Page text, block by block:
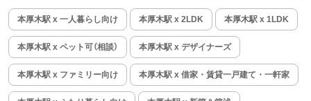
本厚木駅 x 一人暮らし向け 本厚木駅 x 2LDK 本厚木駅 x 1LDK
本厚木駅 x ペット可（相談） 本厚木駅 x デザイナーズ
本厚木駅 x ファミリー向け 本厚木駅 x 借家・賃貸一戸建て・一軒家